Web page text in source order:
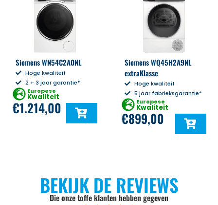
Siemens WN54C2A0NL
Hoge kwaliteit
2 + 3 jaar garantie*
Europese
Kwaliteit
€1.214,00
Siemens WQ45H2A9NL
extraKlasse
Hoge kwaliteit
5 jaar fabrieksgarantie*
Europese
Kwaliteit
€899,00
BEKIJK DE REVIEWS
Die onze toffe klanten hebben gegeven